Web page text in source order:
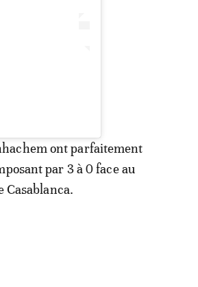
ont parfaitement
par 3 à 0 face au
Casablanca.